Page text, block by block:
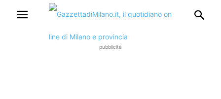
pubblicità